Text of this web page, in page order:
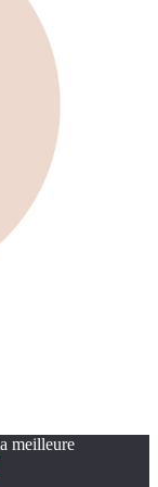
meilleure